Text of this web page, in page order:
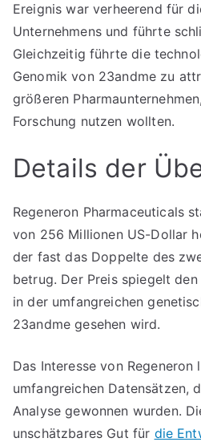
Ereignis war verheerend für
Unternehmens und führte
Gleichzeitig führte die
Genomik von 23andme zu
größeren
Forschung nutzen wollten.
Details der
Regeneron Pharmaceuticals
von 256 Millionen US-Dollar
der fast das Doppelte des
betrug. Der Preis spiegelt
in der umfangreichen
23andme gesehen wird.
Das Interesse von
umfangreichen Datensätzen,
Analyse gewonnen wurden.
unschätzbares Gut für die